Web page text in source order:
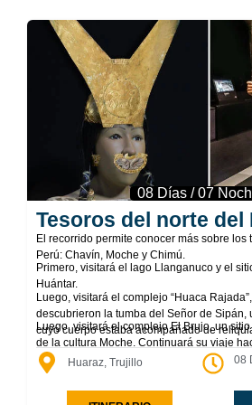
08 Días / 07
Tesoros del norte del
El recorrido permite conocer más sobre los
Perú: Chavín, Moche y Chimú.
Primero, visitará el lago Llanganuco y el
Huántar.
Luego, visitará el complejo “Huaca
descubrieron la tumba del Señor de Sipán,
cuyo cuerpo estaba acompañado de
Luego, visitará el complejo El Brujo, un
de la cultura Moche. Continuará su viaje
antigua capital de la cultura Chimú. Es la
grande de América y albergó a unas
capital contenía edificios decorados con
Huaraz, Trujillo 08